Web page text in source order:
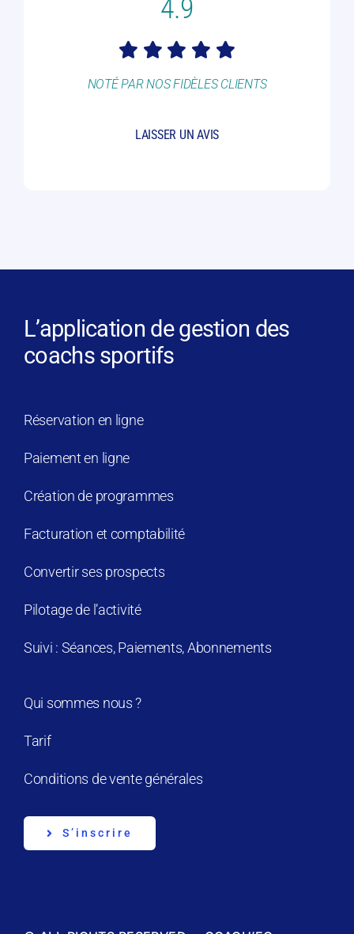
4.9
NOTÉ PAR NOS FIDÈLES CLIENTS
LAISSER UN AVIS
L’application de gestion des
coachs sportifs
Réservation en ligne
Paiement en ligne
Création de programmes
Facturation et comptabilité
Convertir ses prospects
Pilotage de l’activité
Suivi : Séances, Paiements, Abonnements
Qui sommes nous ?
Tarif
Conditions de vente générales
S’inscrire